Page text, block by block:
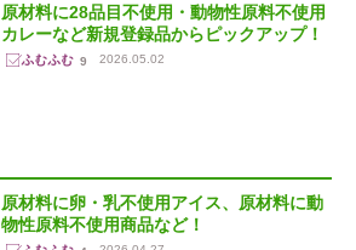
原材料に28品目不使用・動物性原料不使用
カレーなど新規登録品からピックアップ！
9 2026.05.02
原材料に卵・乳不使用アイス、原材料に動
物性原料不使用商品など！